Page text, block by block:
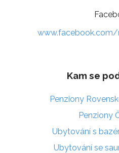
Kam se
Penziony
Penziony
Ubytování s
Ubytování se